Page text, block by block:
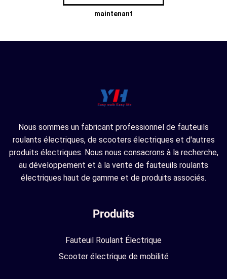
maintenant
Nous sommes un fabricant professionnel de fauteuils
roulants électriques, de scooters électriques et d'autres
produits électriques. Nous nous consacrons à la recherche,
au développement et à la vente de fauteuils roulants
électriques haut de gamme et de produits associés.
Produits
Fauteuil Roulant Électrique
Scooter électrique de mobilité